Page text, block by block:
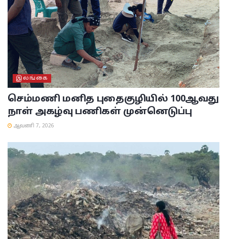
இலங்கை
செம்மணி மனித புதைகுழியில் 100ஆவது
நாள் அகழ்வு பணிகள் முன்னெடுப்பு
ஆவணி 7, 2026